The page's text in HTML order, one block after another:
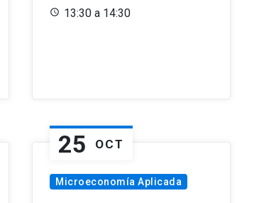
13:30 a 14:30
25 OCT
Microeconomía Aplicada